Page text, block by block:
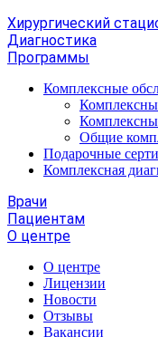
Хирургический
Диагностика
Программы
Комплексные
Общие
Подарочные
Комплексная
Врачи
Пациентам
О центре
О центре
Лицензии
Новости
Отзывы
Вакансии